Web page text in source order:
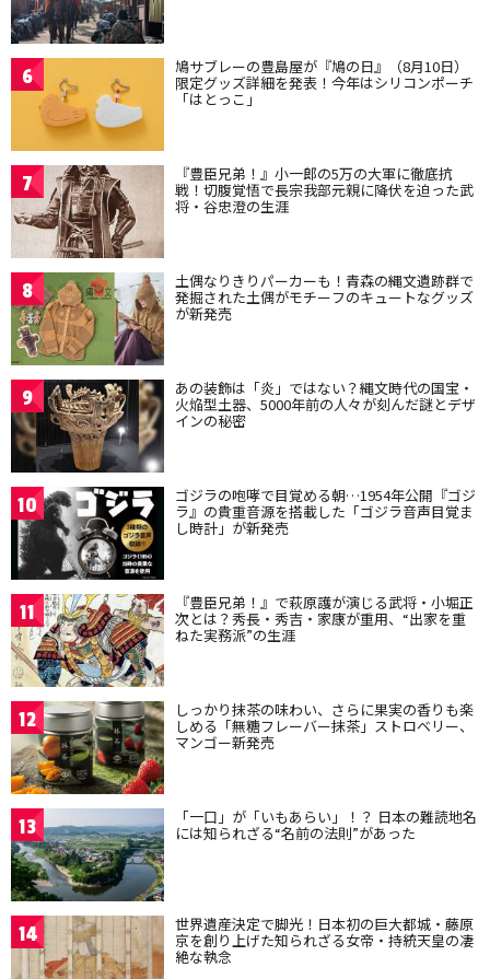
6 鳩サブレーの豊島屋が『鳩の日』（8月10日）
限定グッズ詳細を発表！今年はシリコンポーチ
「はとっこ」
7 『豊臣兄弟！』小一郎の5万の大軍に徹底抗
戦！切腹覚悟で長宗我部元親に降伏を迫った武
将・谷忠澄の生涯
8 土偶なりきりパーカーも！青森の縄文遺跡群で
発掘された土偶がモチーフのキュートなグッズ
が新発売
9 あの装飾は「炎」ではない？縄文時代の国宝・
火焔型土器、5000年前の人々が刻んだ謎とデザ
インの秘密
10 ゴジラの咆哮で目覚める朝…1954年公開『ゴジ
ラ』の貴重音源を搭載した「ゴジラ音声目覚ま
し時計」が新発売
11 『豊臣兄弟！』で萩原護が演じる武将・小堀正
次とは？秀長・秀吉・家康が重用、“出家を重
ねた実務派”の生涯
12 しっかり抹茶の味わい、さらに果実の香りも楽
しめる「無糖フレーバー抹茶」ストロベリー、
マンゴー新発売
13 「一口」が「いもあらい」！？ 日本の難読地名
には知られざる“名前の法則”があった
14 世界遺産決定で脚光！日本初の巨大都城・藤原
京を創り上げた知られざる女帝・持統天皇の凄
絶な執念